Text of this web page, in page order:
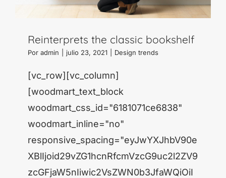
Reinterprets the classic bookshelf
Por admin julio 23, 2021 Design trends
[vc_row][vc_column]
[woodmart_text_block
woodmart_css_id="6181071ce6838"
woodmart_inline="no"
responsive_spacing="eyJwYXJhbV90e
XBlIjoid29vZG1hcnRfcmVzcG9uc2l2ZV9
zcGFjaW5nIiwic2VsZWN0b3JfaWQiOiI